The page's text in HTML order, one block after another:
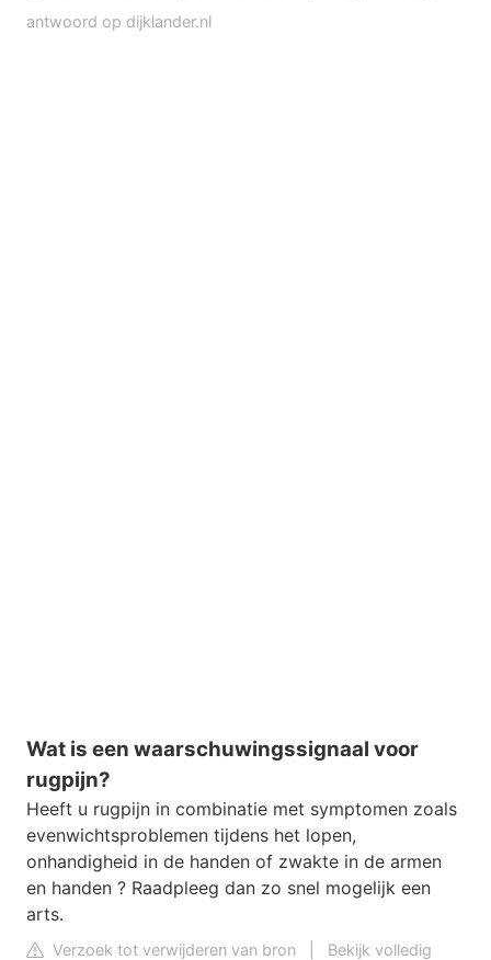
antwoord op dijklander.nl
Wat is een waarschuwingssignaal voor
rugpijn?
Heeft u rugpijn in combinatie met symptomen zoals
evenwichtsproblemen tijdens het lopen,
onhandigheid in de handen of zwakte in de armen
en handen ? Raadpleeg dan zo snel mogelijk een
arts.
Verzoek tot verwijderen van bron
Bekijk volledig